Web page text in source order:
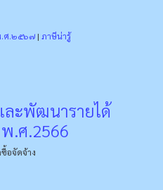
.ศ.๒๕๖๗ | ภาษีน่ารู้
ะพัฒนารายได้
.ศ.2566
อจัดจ้าง